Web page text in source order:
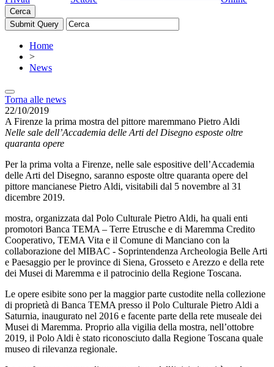
Cerca
Home
>
News
Torna alle news
22/10/2019
A Firenze la prima mostra del pittore maremmano Pietro Aldi
Nelle sale dell’Accademia delle Arti del Disegno esposte oltre
quaranta opere
Per la prima volta a Firenze, nelle sale espositive dell’Accademia
delle Arti del Disegno, saranno esposte oltre quaranta opere del
pittore mancianese Pietro Aldi, visitabili dal 5 novembre al 31
dicembre 2019.
mostra, organizzata dal Polo Culturale Pietro Aldi, ha quali enti
promotori Banca TEMA – Terre Etrusche e di Maremma Credito
Cooperativo, TEMA Vita e il Comune di Manciano con la
collaborazione del MIBAC - Soprintendenza Archeologia Belle Arti
e Paesaggio per le province di Siena, Grosseto e Arezzo e della rete
dei Musei di Maremma e il patrocinio della Regione Toscana.
Le opere esibite sono per la maggior parte custodite nella collezione
di proprietà di Banca TEMA presso il Polo Culturale Pietro Aldi a
Saturnia, inaugurato nel 2016 e facente parte della rete museale dei
Musei di Maremma. Proprio alla vigilia della mostra, nell’ottobre
2019, il Polo Aldi è stato riconosciuto dalla Regione Toscana quale
museo di rilevanza regionale.